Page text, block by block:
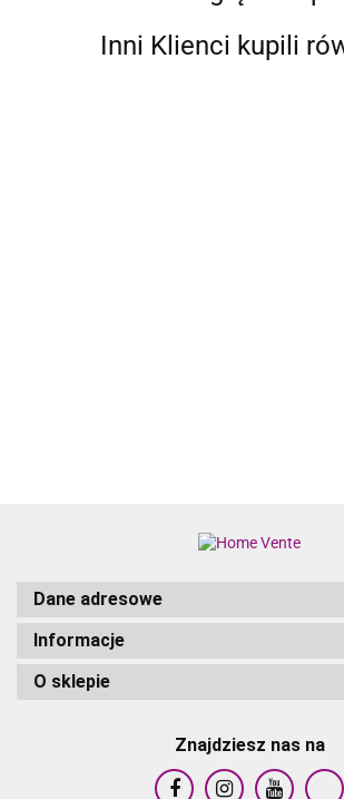
Inni Klienci kupili
Dane adresowe
Informacje
O sklepie
Znajdziesz nas na